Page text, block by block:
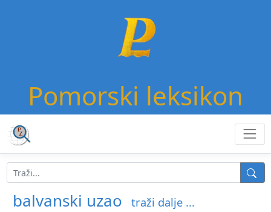
Pomorski leksikon
balvanski uzao traži dalje ...